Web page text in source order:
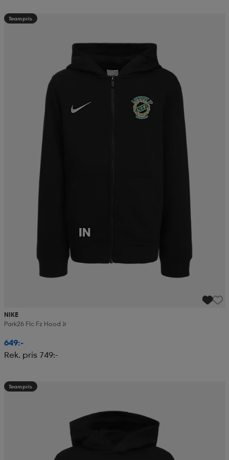
Teampris
NIKE
Park26 Flc Fz Hood Jr
649:-
Rek. pris 749:-
Teampris